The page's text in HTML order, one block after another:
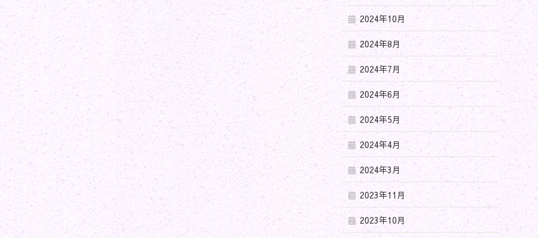
2024年10月
2024年8月
2024年7月
2024年6月
2024年5月
2024年4月
2024年3月
2023年11月
2023年10月